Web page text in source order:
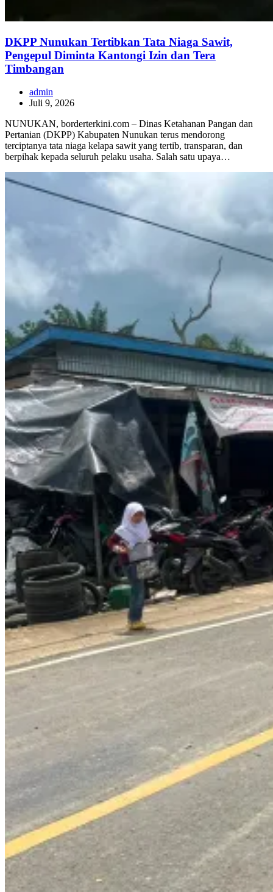
DKPP Nunukan Tertibkan Tata Niaga Sawit,
Pengepul Diminta Kantongi Izin dan Tera
Timbangan
admin
Juli 9, 2026
NUNUKAN, borderterkini.com – Dinas Ketahanan Pangan dan
Pertanian (DKPP) Kabupaten Nunukan terus mendorong
terciptanya tata niaga kelapa sawit yang tertib, transparan, dan
berpihak kepada seluruh pelaku usaha. Salah satu upaya…